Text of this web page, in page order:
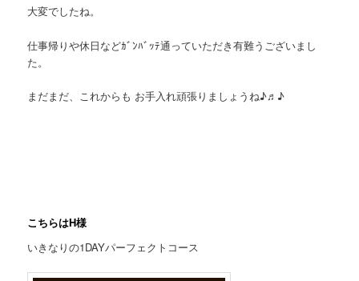
大変でしたね。
仕事帰りや休日などｶﾞﾝﾊﾞｯﾃ通っていただき有難うございまし
た。
まだまだ、これからも お手入れ頑張りましょうね♪♬♪
こちらはH様
いきなりの1DAYパーフェクトコース